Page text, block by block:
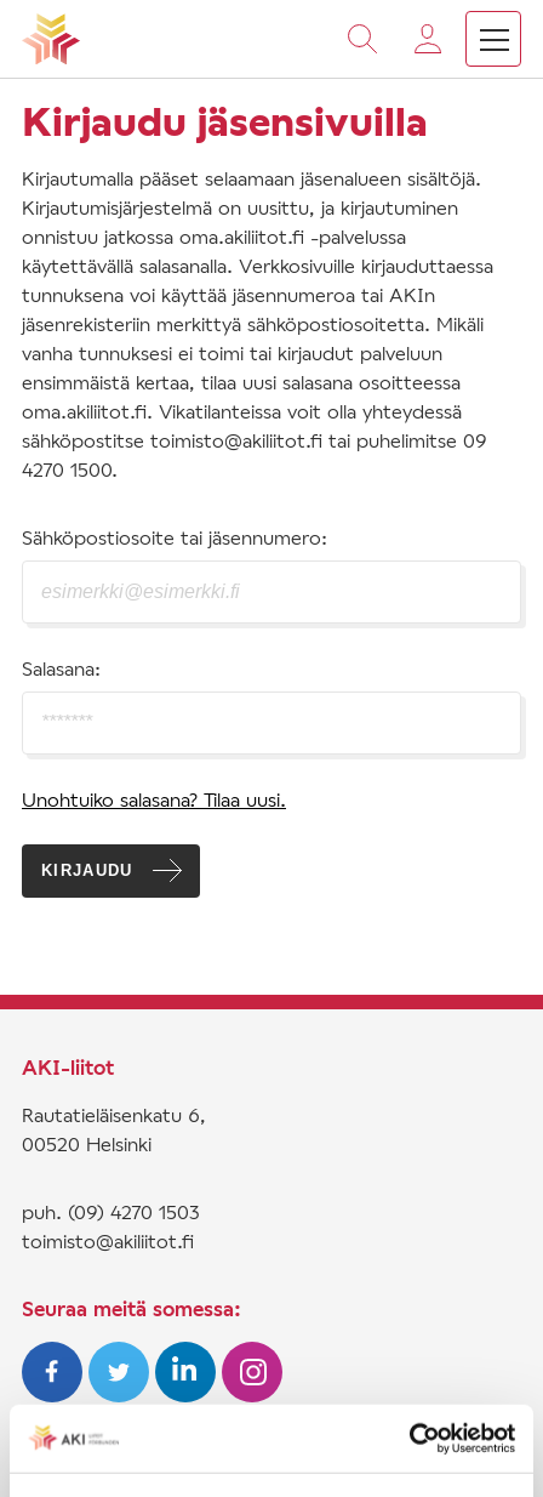
Vieritä
sisältöön
Kirjaudu jäsensivuilla
Kirjautumalla pääset selaamaan jäsenalueen sisältöjä.
Kirjautumisjärjestelmä on uusittu, ja kirjautuminen
onnistuu jatkossa oma.akiliitot.fi -palvelussa
käytettävällä salasanalla. Verkkosivuille kirjauduttaessa
tunnuksena voi käyttää jäsennumeroa tai AKIn
jäsenrekisteriin merkittyä sähköpostiosoitetta. Mikäli
vanha tunnuksesi ei toimi tai kirjaudut palveluun
ensimmäistä kertaa, tilaa uusi salasana osoitteessa
oma.akiliitot.fi. Vikatilanteissa voit olla yhteydessä
sähköpostitse toimisto@akiliitot.fi tai puhelimitse 09
4270 1500.
Sähköpostiosoite tai jäsennumero:
Salasana:
Unohtuiko salasana? Tilaa uusi.
KIRJAUDU
AKI-liitot
Rautatieläisenkatu 6,
00520 Helsinki
puh. (09) 4270 1503
toimisto@akiliitot.fi
Seuraa meitä somessa: